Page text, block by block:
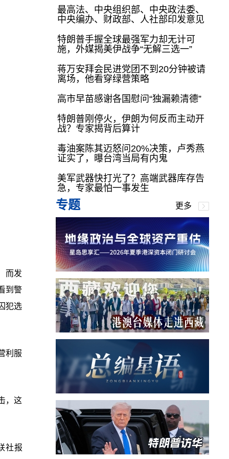
而发
到警
犯选
利服
，这
社报
最高法、中央组织部、中央政法委、
中央编办、财政部、人社部印发意见
特朗普手握全球最强军力却无计可
施，外媒揭美伊战争“无解三选一”
蒋万安拜会民进党团不到20分钟被请
离场，他看穿绿营策略
高市早苗感谢各国慰问“独漏赖清德”
特朗普刚停火，伊朗为何反而主动开
战？专家揭背后算计
毒油案陈其迈怒问20%决策，卢秀燕
证实了，曝台湾当局有内鬼
美军武器快打光了？高端武器库存告
急，专家最怕一事发生
专题 更多